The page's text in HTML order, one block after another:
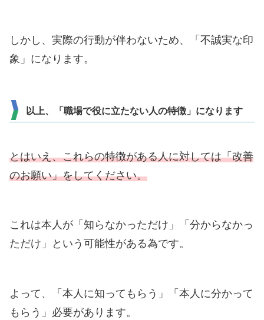
しかし、実際の行動が伴わないため、「不誠実な印
象」になります。
以上、「職場で役に立たない人の特徴」になります
とはいえ、これらの特徴がある人に対しては「改善
のお願い」をしてください。
これは本人が「知らなかっただけ」「分からなかっ
ただけ」という可能性がある為です。
よって、「本人に知ってもらう」「本人に分かって
もらう」必要があります。